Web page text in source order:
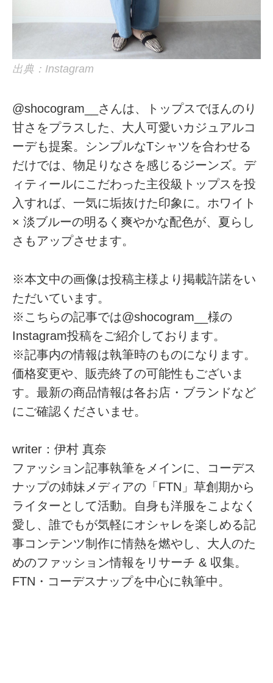
出典：Instagram
@shocogram__さんは、トップスでほんのり
甘さをプラスした、大人可愛いカジュアルコ
ーデも提案。シンプルなTシャツを合わせる
だけでは、物足りなさを感じるジーンズ。デ
ィティールにこだわった主役級トップスを投
入すれば、一気に垢抜けた印象に。ホワイト
× 淡ブルーの明るく爽やかな配色が、夏らし
さもアップさせます。
※本文中の画像は投稿主様より掲載許諾をい
ただいています。
※こちらの記事では@shocogram__様の
Instagram投稿をご紹介しております。
※記事内の情報は執筆時のものになります。
価格変更や、販売終了の可能性もございま
す。最新の商品情報は各お店・ブランドなど
にご確認くださいませ。
writer：伊村 真奈
ファッション記事執筆をメインに、コーデス
ナップの姉妹メディアの「FTN」草創期から
ライターとして活動。自身も洋服をこよなく
愛し、誰でもが気軽にオシャレを楽しめる記
事コンテンツ制作に情熱を燃やし、大人のた
めのファッション情報をリサーチ & 収集。
FTN・コーデスナップを中心に執筆中。